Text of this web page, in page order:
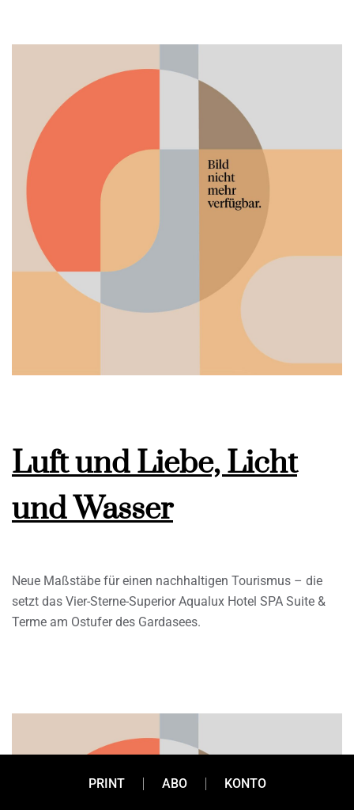
Luft und Liebe, Licht
und Wasser
Neue Maßstäbe für einen nachhaltigen Tourismus – die
setzt das Vier-Sterne-Superior Aqualux Hotel SPA Suite &
Terme am Ostufer des Gardasees.
PRINT ABO KONTO